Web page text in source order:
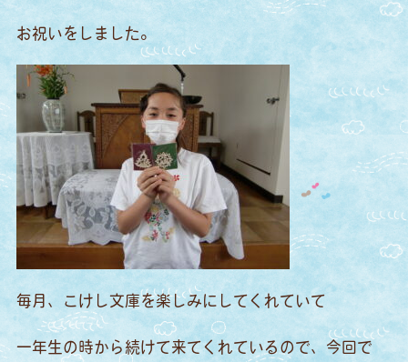
お祝いをしました。
毎月、こけし文庫を楽しみにしてくれていて
一年生の時から続けて来てくれているので、今回で